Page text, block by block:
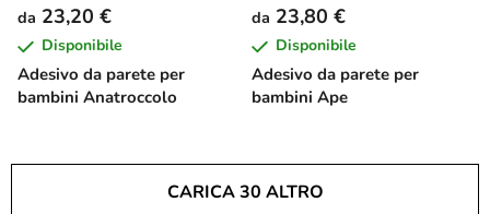
Adesivo da parete per
bambini Anatroccolo
da 23,20 €
Disponibile
Adesivo da parete per
bambini Ape
da 23,80 €
Disponibile
CARICA 30 ALTRO